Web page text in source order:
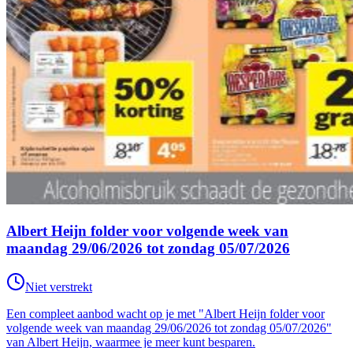
Albert Heijn folder voor volgende week van
maandag 29/06/2026 tot zondag 05/07/2026
Niet verstrekt
Een compleet aanbod wacht op je met "Albert Heijn folder voor
volgende week van maandag 29/06/2026 tot zondag 05/07/2026"
van Albert Heijn, waarmee je meer kunt besparen.